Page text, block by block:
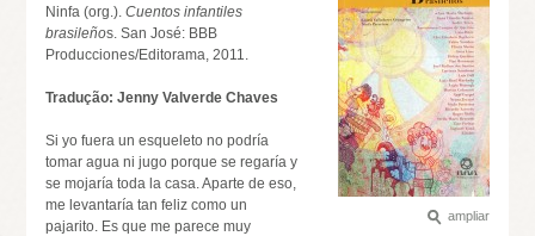
ampliar
Ninfa (org.).Cuentos infantiles
brasileños. San José: BBB
Producciones/Editorama, 2011.
Tradução: Jenny Valverde Chaves
Si yo fuera un esqueleto no podría
tomar agua ni jugo porque se regaría y
se mojaría toda la casa. Aparte de eso,
me levantaría tan feliz como un
pajarito. Es que me parece muy